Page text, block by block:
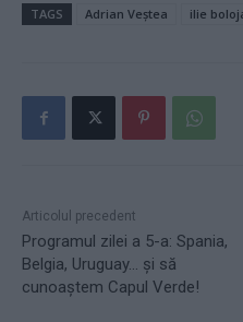
TAGS Adrian Veștea ilie
Articolul precedent
Programul zilei a 5-a: Spania,
Belgia, Uruguay… și să
cunoaștem Capul Verde!